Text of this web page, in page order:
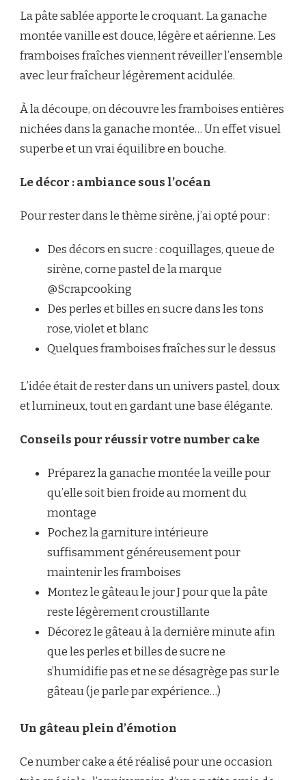
La pâte sablée apporte le croquant. La ganache
montée vanille est douce, légère et aérienne. Les
framboises fraîches viennent réveiller l’ensemble
avec leur fraîcheur légèrement acidulée.
À la découpe, on découvre les framboises entières
nichées dans la ganache montée… Un effet visuel
superbe et un vrai équilibre en bouche.
Le décor : ambiance sous l’océan
Pour rester dans le thème sirène, j’ai opté pour :
Des décors en sucre : coquillages, queue de
sirène, corne pastel de la marque
@Scrapcooking
Des perles et billes en sucre dans les tons
rose, violet et blanc
Quelques framboises fraîches sur le dessus
L’idée était de rester dans un univers pastel, doux
et lumineux, tout en gardant une base élégante.
Conseils pour réussir votre number cake
Préparez la ganache montée la veille pour
qu’elle soit bien froide au moment du
montage
Pochez la garniture intérieure
suffisamment généreusement pour
maintenir les framboises
Montez le gâteau le jour J pour que la pâte
reste légèrement croustillante
Décorez le gâteau à la dernière minute afin
que les perles et billes de sucre ne
s’humidifie pas et ne se désagrège pas sur le
gâteau (je parle par expérience…)
Un gâteau plein d’émotion
Ce number cake a été réalisé pour une occasion